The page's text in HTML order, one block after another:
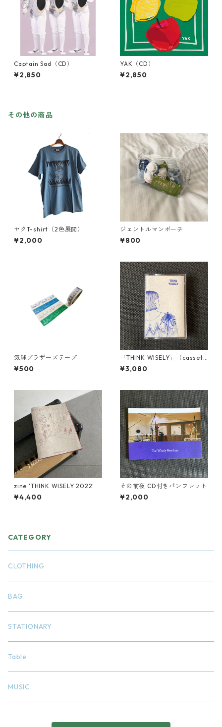
Captain Sad（CD）
¥2,850
YAK（CD）
¥2,850
その他の商品
ヤクT-shirt（2色展開）
¥2,000
ジェントルマンポーチ
¥800
気球ブラザーズテープ
¥500
「THINK WISELY」（cassett
e）
¥3,080
zine 'THINK WISELY 2022'
¥4,400
その前夜 CD付きパンフレット
¥2,000
CATEGORY
CLOTHING
BAG
STATIONARY
Table
MUSIC